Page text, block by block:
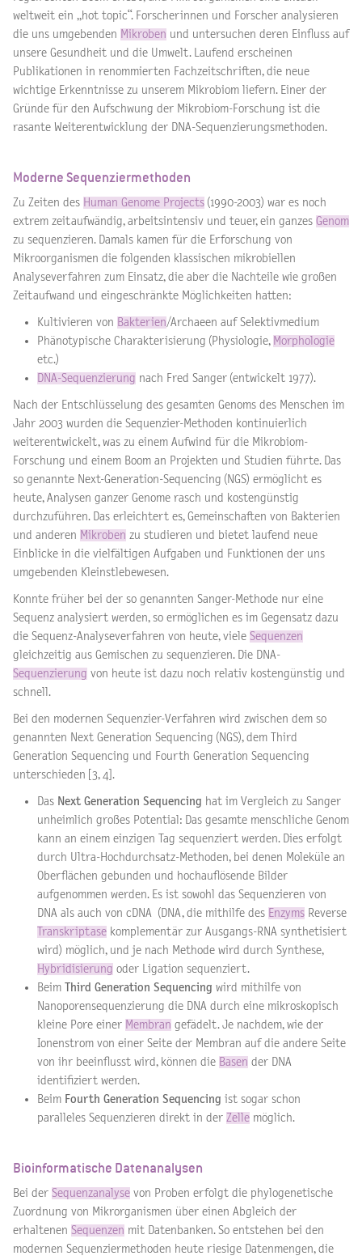
weltweit ein „hot topic“. Forscherinnen und Forscher analysieren
die uns umgebenden Mikroben und untersuchen deren Einfluss auf
unsere Gesundheit und die Umwelt. Laufend erscheinen
Publikationen in renommierten Fachzeitschriften, die neue
wichtige Erkenntnisse zu unserem Mikrobiom liefern. Einer der
Gründe für den Aufschwung der Mikrobiom-Forschung ist die
rasante Weiterentwicklung der DNA-Sequenzierungsmethoden.
Moderne Sequenziermethoden
Zu Zeiten des Human Genome Projects (1990-2003) war es noch
extrem zeitaufwändig, arbeitsintensiv und teuer, ein ganzes Genom
zu sequenzieren. Damals kamen für die Erforschung von
Mikroorganismen die folgenden klassischen mikrobiellen
Analyseverfahren zum Einsatz, die aber die Nachteile wie großen
Zeitaufwand und eingeschränkte Möglichkeiten hatten:
Kultivieren von Bakterien/Archaeen auf Selektivmedium
Phänotypische Charakterisierung (Physiologie, Morphologie
etc.)
DNA-Sequenzierung nach Fred Sanger (entwickelt 1977).
Nach der Entschlüsselung des gesamten Genoms des Menschen im
Jahr 2003 wurden die Sequenzier-Methoden kontinuierlich
weiterentwickelt, was zu einem Aufwind für die Mikrobiom-
Forschung und einem Boom an Projekten und Studien führte. Das
so genannte Next-Generation-Sequencing (NGS) ermöglicht es
heute, Analysen ganzer Genome rasch und kostengünstig
durchzuführen. Das erleichtert es, Gemeinschaften von Bakterien
und anderen Mikroben zu studieren und bietet laufend neue
Einblicke in die vielfältigen Aufgaben und Funktionen der uns
umgebenden Kleinstlebewesen.
Konnte früher bei der so genannten Sanger-Methode nur eine
Sequenz analysiert werden, so ermöglichen es im Gegensatz dazu
die Sequenz-Analyseverfahren von heute, viele Sequenzen
gleichzeitig aus Gemischen zu sequenzieren. Die DNA-
Sequenzierung von heute ist dazu noch relativ kostengünstig und
schnell.
Bei den modernen Sequenzier-Verfahren wird zwischen dem so
genannten Next Generation Sequencing (NGS), dem Third
Generation Sequencing und Fourth Generation Sequencing
unterschieden [3, 4].
Das Next Generation Sequencing hat im Vergleich zu Sanger
unheimlich großes Potential: Das gesamte menschliche Genom
kann an einem einzigen Tag sequenziert werden. Dies erfolgt
durch Ultra-Hochdurchsatz-Methoden, bei denen Moleküle an
Oberflächen gebunden und hochauflösende Bilder
aufgenommen werden. Es ist sowohl das Sequenzieren von
DNA als auch von cDNA (DNA, die mithilfe des Enzyms Reverse
Transkriptase komplementär zur Ausgangs-RNA synthetisiert
wird) möglich, und je nach Methode wird durch Synthese,
Hybridisierung oder Ligation sequenziert.
Beim
Third Generation Sequencing wird mithilfe von
Nanoporensequenzierung die DNA durch eine mikroskopisch
kleine Pore einer Membran gefädelt. Je nachdem, wie der
Ionenstrom von einer Seite der Membran auf die andere Seite
von ihr beeinflusst wird, können die Basen der DNA
identifiziert werden.
Beim Fourth Generation Sequencing ist sogar schon
paralleles Sequenzieren direkt in der Zelle möglich.
Bioinformatische Datenanalysen
Bei der Sequenzanalyse von Proben erfolgt die phylogenetische
Zuordnung von Mikrorganismen über einen Abgleich der
erhaltenen Sequenzen mit Datenbanken. So entstehen bei den
modernen Sequenziermethoden heute riesige Datenmengen, die